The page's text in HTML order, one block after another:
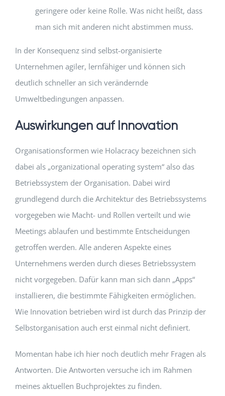
geringere oder keine Rolle. Was nicht heißt, dass
man sich mit anderen nicht abstimmen muss.
In der Konsequenz sind selbst-organisierte
Unternehmen agiler, lernfähiger und können sich
deutlich schneller an sich verändernde
Umweltbedingungen anpassen.
Auswirkungen auf Innovation
Organisationsformen wie Holacracy bezeichnen sich
dabei als „organizational operating system“ also das
Betriebssystem der Organisation. Dabei wird
grundlegend durch die Architektur des Betriebssystems
vorgegeben wie Macht- und Rollen verteilt und wie
Meetings ablaufen und bestimmte Entscheidungen
getroffen werden. Alle anderen Aspekte eines
Unternehmens werden durch dieses Betriebssystem
nicht vorgegeben. Dafür kann man sich dann „Apps“
installieren, die bestimmte Fähigkeiten ermöglichen.
Wie Innovation betrieben wird ist durch das Prinzip der
Selbstorganisation auch erst einmal nicht definiert.
Momentan habe ich hier noch deutlich mehr Fragen als
Antworten. Die Antworten versuche ich im Rahmen
meines aktuellen Buchprojektes zu finden.